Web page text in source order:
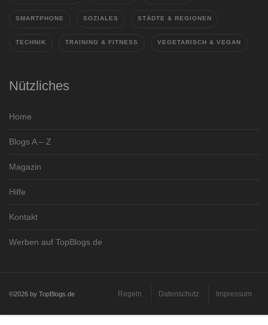
SMARTPHONE SOZIALES STÄDTE & REGIONEN
TECHNIK TRAINING & FITNESS VEGETARISCH & VEGAN
Nützliches
Home
Blogs A – Z
Magazin
Hilfe
Kontakt
Werben auf TopBlogs.de
©2026 by TopBlogs.de Regeln Datenschutz Impressum